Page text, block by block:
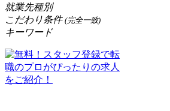
就業先種別
こだわり条件 (完全一致)
キーワード